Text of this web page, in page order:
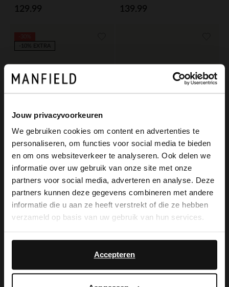
Jouw privacyvoorkeuren
We gebruiken cookies om content en advertenties te
personaliseren, om functies voor social media te bieden
en om ons websiteverkeer te analyseren. Ook delen we
informatie over uw gebruik van onze site met onze
partners voor social media, adverteren en analyse. Deze
partners kunnen deze gegevens combineren met andere
informatie die u aan ze heeft verstrekt of die ze hebben
verzameld op basis van uw gebruik van hun services.
Accepteren
129.99 139.99
Manfield
Taupefarbene Schnallenschuhe aus Veloursleder
129.99
90.99
-10% EXTRA
Manfield
Taupefarbene Schnallenschuhe aus Leder
179.99
×
View this website in English?
It looks like your language isn't Dutch. Would
you like to switch to English?
English